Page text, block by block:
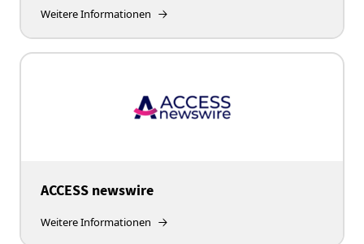
Weitere Informationen
ACCESS newswire
Weitere Informationen